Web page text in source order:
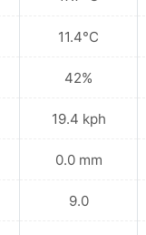
11.4°C
42%
19.4 kph
0.0 mm
9.0